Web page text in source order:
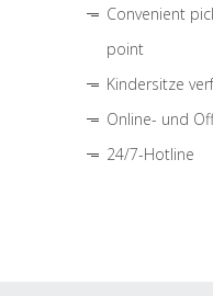
Convenient
point
Kindersitze
Online- und
24/7-Hotline